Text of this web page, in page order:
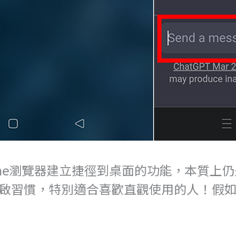
瀏覽器建立捷徑到桌面的功能，本質上
習慣，特別適合喜歡直觀使用的人！假